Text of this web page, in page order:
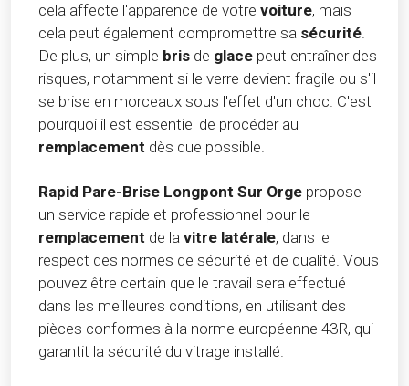
cela affecte l'apparence de votre voiture, mais
cela peut également compromettre sa sécurité.
De plus, un simple bris de glace peut entraîner des
risques, notamment si le verre devient fragile ou s'il
se brise en morceaux sous l'effet d'un choc. C'est
pourquoi il est essentiel de procéder au
remplacement dès que possible.
Rapid Pare-Brise Longpont Sur Orge propose
un service rapide et professionnel pour le
remplacement de la vitre latérale, dans le
respect des normes de sécurité et de qualité. Vous
pouvez être certain que le travail sera effectué
dans les meilleures conditions, en utilisant des
pièces conformes à la norme européenne 43R, qui
garantit la sécurité du vitrage installé.